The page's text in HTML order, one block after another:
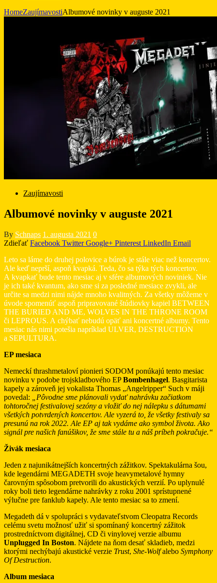
HomeZaujímavostiAlbumové novinky v auguste 2021
Zaujímavosti
Albumové novinky v auguste 2021
By Schnaps 1. augusta 2021 0
Zdieľať Facebook Twitter Google+ Pinterest LinkedIn Email
Leto sa láme do druhej polovice a búrok je stále viac než koncertov.
Ale keď neprší, aspoň kvapká. Teda, čo sa týka tých koncertov.
A kvapkať bude tento mesiac aj v sfére albumových noviniek. Nie
je ich také kvantum, ako sme si za posledné mesiace zvykli, ale
určite sa medzi nimi nájde mnoho kvalitných. Za všetky môžeme v
úvode spomenúť aspoň pripravované štúdiovky kapiel BETWEEN
THE BURIED AND ME, WOLVES IN THE THRONE ROOM
či LEPROUS. A chýbať nebudú opäť ani koncertné albumy. Tento
mesiac nás nimi potešia napríklad ULVER, DESTRUCTION
a SEPULTURA.
EP mesiaca
Nemeckí thrashmetaloví pionieri SODOM ponúkajú tento mesiac
novinku v podobe trojskladbového EPBombenhagel. Basgitarista
kapely a zároveň jej vokalista Thomas „Angelripper“ Such v máji
povedal:
„Pôvodne sme plánovali vydať nahrávku začiatkom
tohtoročnej festivalovej sezóny a vložiť do nej nálepku s dátumami
všetkých potvrdených koncertov. Ale vyzerá to, že všetky festivaly sa
presunú na rok 2022. Ale EP aj tak vydáme ako symbol života. Ako
signál pre našich fanúšikov, že sme stále tu a náš príbeh pokračuje.“
Živák mesiaca
Jeden z najunikátnejších koncertných zážitkov. Spektakulárna šou,
kde legendárni MEGADETH svoje heavymetalové hymny
čarovným spôsobom pretvorili do akustických verzií. Po uplynulé
roky boli tieto legendárne nahrávky z roku 2001 sprístupnené
výlučne pre fanklub kapely. Ale tento mesiac sa to zmení.
Megadeth dá v spolupráci s vydavateľstvom Cleopatra Records
celému svetu možnosť užiť si spomínaný koncertný zážitok
prostredníctvom digitálnej, CD či vinylovej verzie albumu
Unplugged In Boston. Nájdete na ňom desať skladieb, medzi
ktorými nechýbajú akustické verzie Trust, She-Wolfalebo Symphony
Of Destruction.
Album mesiaca